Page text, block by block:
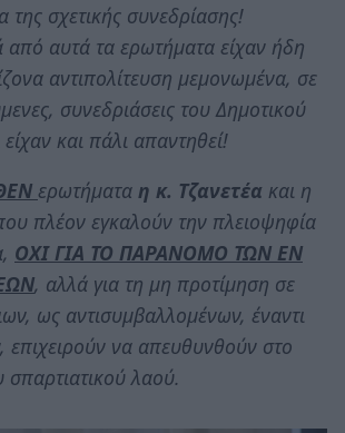
της σχετικής συνεδρίασης!
αυτά τα ερωτήματα είχαν ήδη
αντιπολίτευση μεμονωμένα, σε
συνεδριάσεις του Δημοτικού
και πάλι απαντηθεί!
ερωτήματα η κ. Τζανετέα και η
πλέον εγκαλούν την πλειοψηφία
ΟΧΙ ΓΙΑ ΤΟ ΠΑΡΑΝΟΜΟ ΤΩΝ ΕΝ
, αλλά για τη μη προτίμηση σε
ως αντισυμβαλλομένων, έναντι
επιχειρούν να απευθυνθούν στο
λαού.